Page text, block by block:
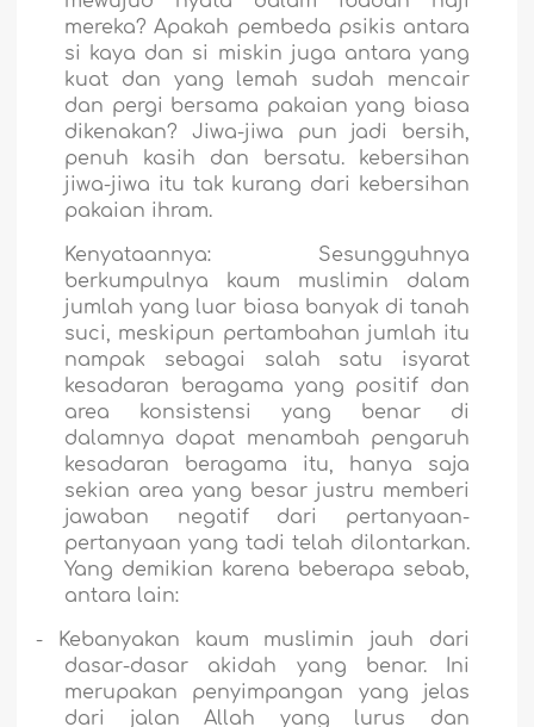
mereka? Apakah pembeda psikis antara
si kaya dan si miskin juga antara yang
kuat dan yang lemah sudah mencair
dan pergi bersama pakaian yang biasa
dikenakan? Jiwa-jiwa pun jadi bersih,
penuh kasih dan bersatu. kebersihan
jiwa-jiwa itu tak kurang dari kebersihan
pakaian ihram.
Kenyataannya: Sesungguhnya
berkumpulnya kaum muslimin dalam
jumlah yang luar biasa banyak di tanah
suci, meskipun pertambahan jumlah itu
nampak sebagai salah satu isyarat
kesadaran beragama yang positif dan
area konsistensi yang benar di
dalamnya dapat menambah pengaruh
kesadaran beragama itu, hanya saja
sekian area yang besar justru memberi
jawaban negatif dari pertanyaan-
pertanyaan yang tadi telah dilontarkan.
Yang demikian karena beberapa sebab,
antara lain:
-
Kebanyakan kaum muslimin jauh dari
dasar-dasar akidah yang benar. Ini
merupakan penyimpangan yang jelas
dari jalan Allah yang lurus dan